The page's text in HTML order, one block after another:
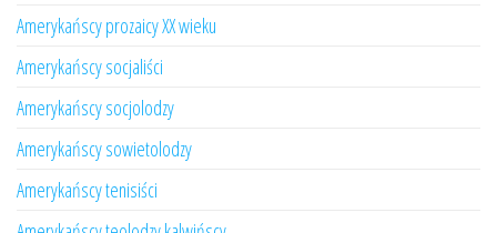
Amerykańscy prozaicy XX wieku
Amerykańscy socjaliści
Amerykańscy socjolodzy
Amerykańscy sowietolodzy
Amerykańscy tenisiści